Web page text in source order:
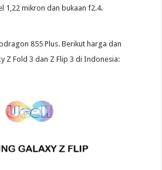
1,22 mikron dan bukaan f2.4.
855 Plus. Berikut harga dan
Z Fold 3 dan Z Flip 3 di Indonesia: